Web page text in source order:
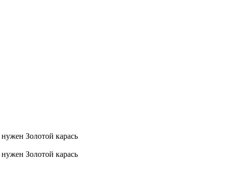
Золотой карась
Золотой карась